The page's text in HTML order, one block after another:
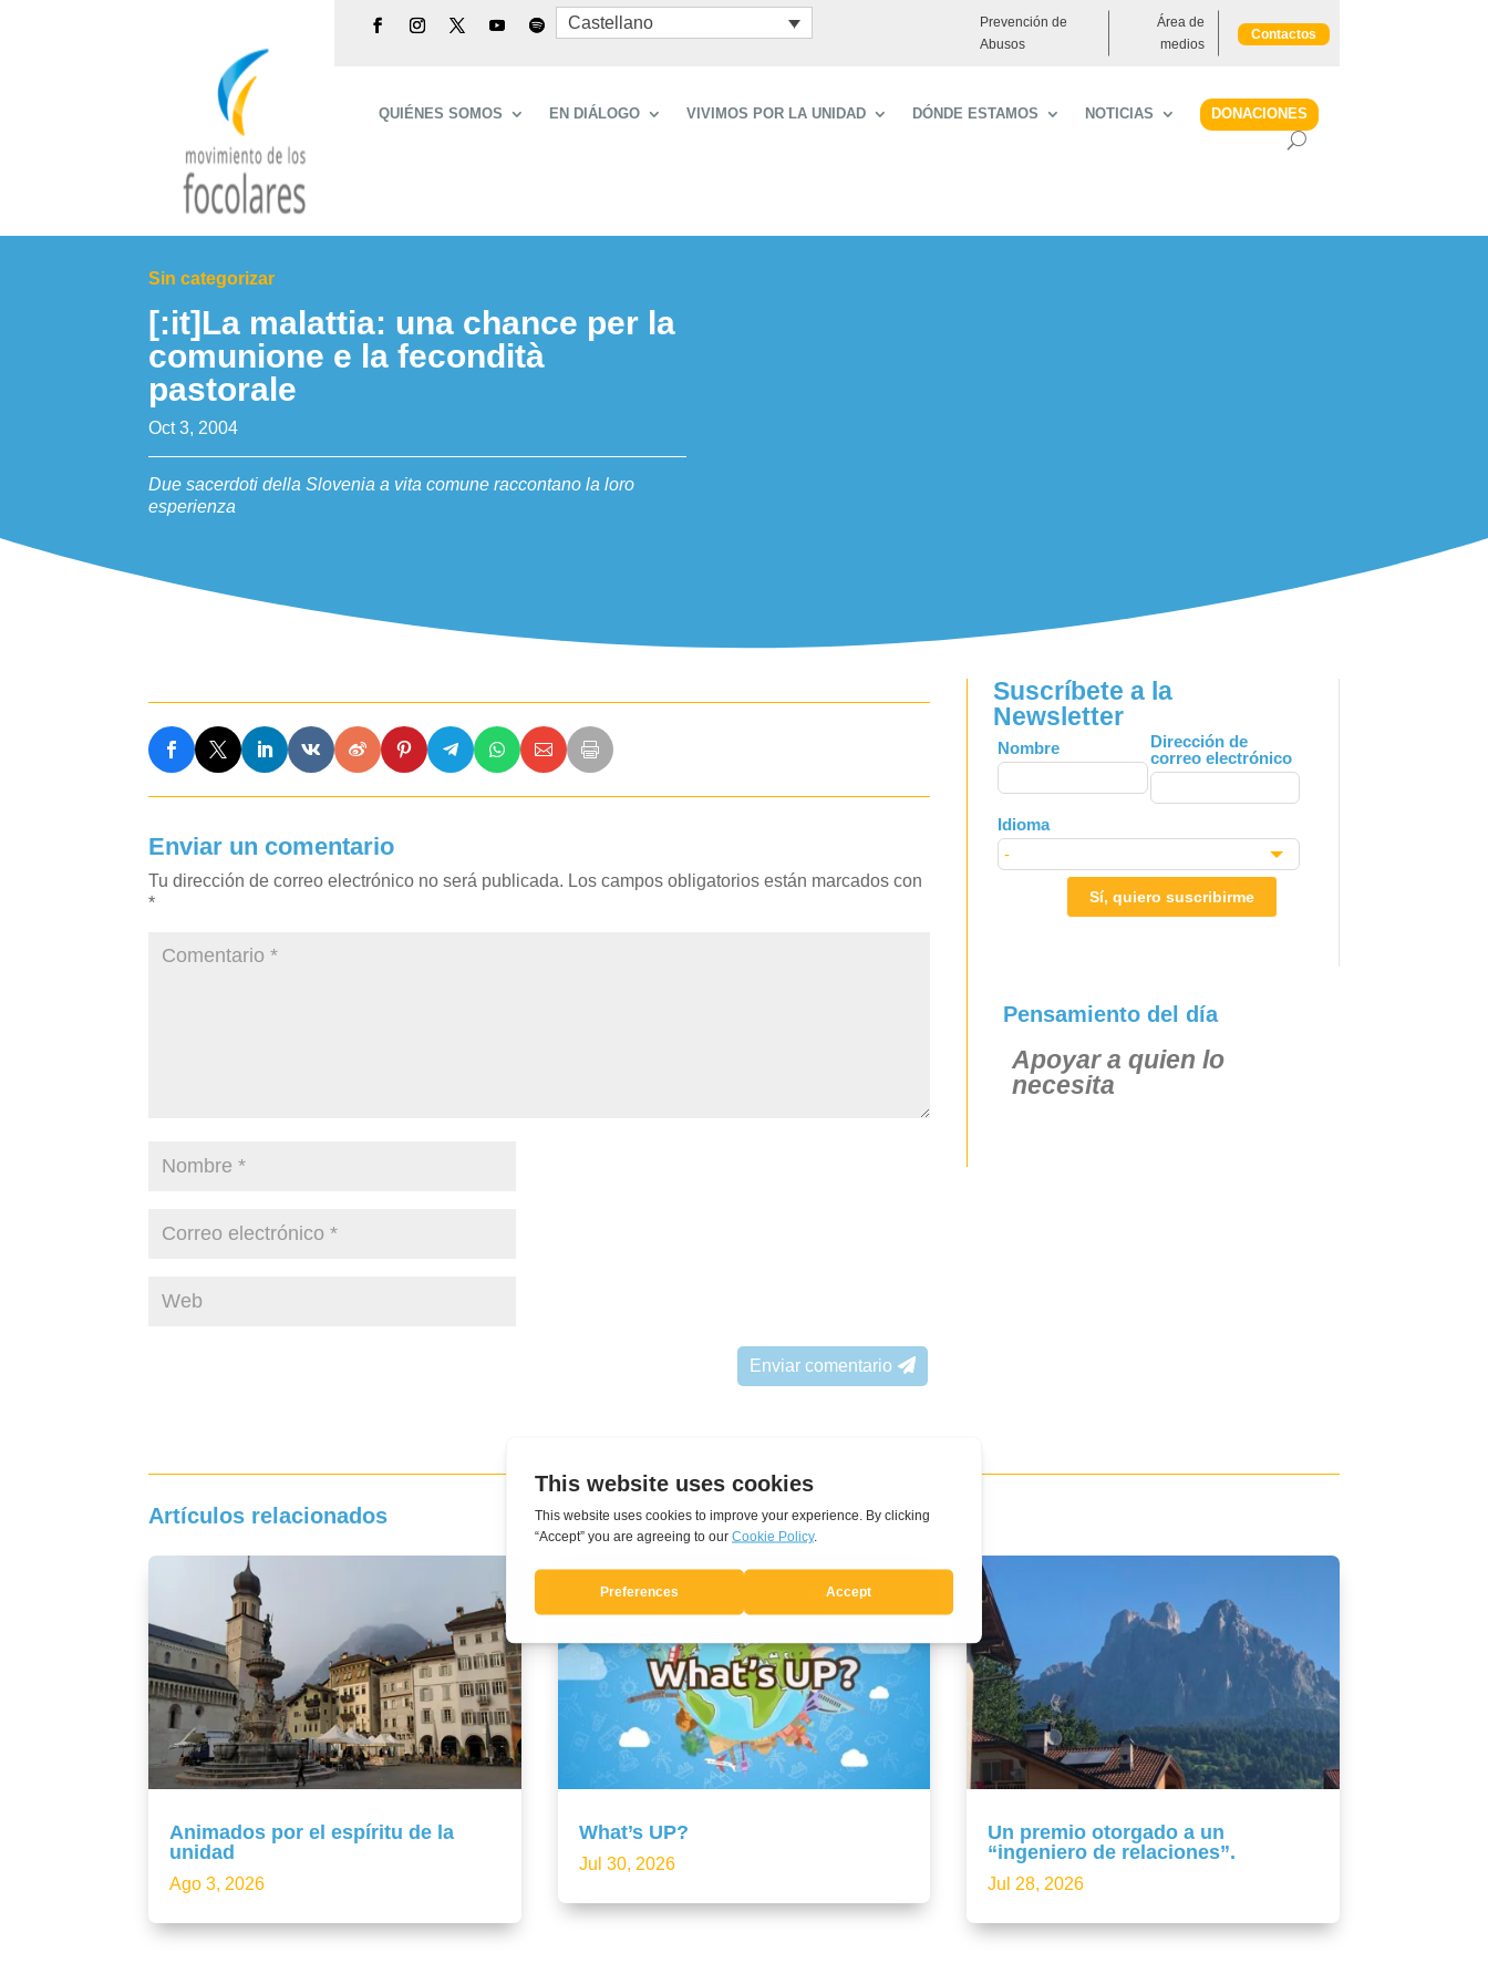
Castellano
Prevención de
Abusos
Área de
medios
Contactos
QUIÉNES SOMOS EN DIÁLOGO VIVIMOS POR LA UNIDAD DÓNDE ESTAMOS NOTICIAS DONACIONES
Sin categorizar
[:it]La malattia: una chance per la
comunione e la fecondità
pastorale
Oct 3, 2004
Due sacerdoti della Slovenia a vita comune raccontano la loro
esperienza
Enviar un comentario
Tu dirección de correo electrónico no será publicada. Los campos obligatorios están marcados con
*
Enviar comentario
Suscríbete a la
Newsletter
Leave
this
field
blank
Nombre
Dirección de
correo electrónico
Idioma
Sí, quiero suscribirme
Pensamiento del día
Apoyar a quien lo
necesita
Artículos relacionados
Animados por el espíritu de la
unidad
Ago 3, 2026
What’s UP?
Jul 30, 2026
Un premio otorgado a un
“ingeniero de relaciones”.
Jul 28, 2026